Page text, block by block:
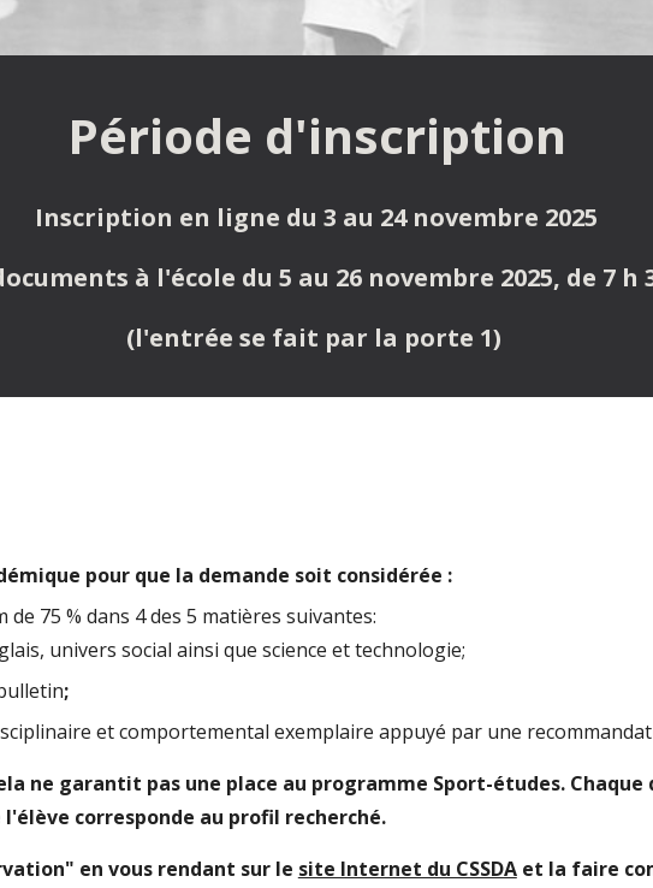
Période d'inscription
Inscription en ligne du 3 au 24 novembre 2025
à l'école du 5 au 26 novembre 2025, de 7 h
(l'entrée se fait par la porte 1)
pour que la demande soit considérée :
de 75 % dans 4 des 5 matières suivantes:
univers social ainsi que science et technologie;
;
et comportemental exemplaire appuyé par une
ne garantit pas une place au programme Sport-études. Chaque
corresponde au profil recherché.
en vous rendant sur le site Internet du CSSDAet la faire